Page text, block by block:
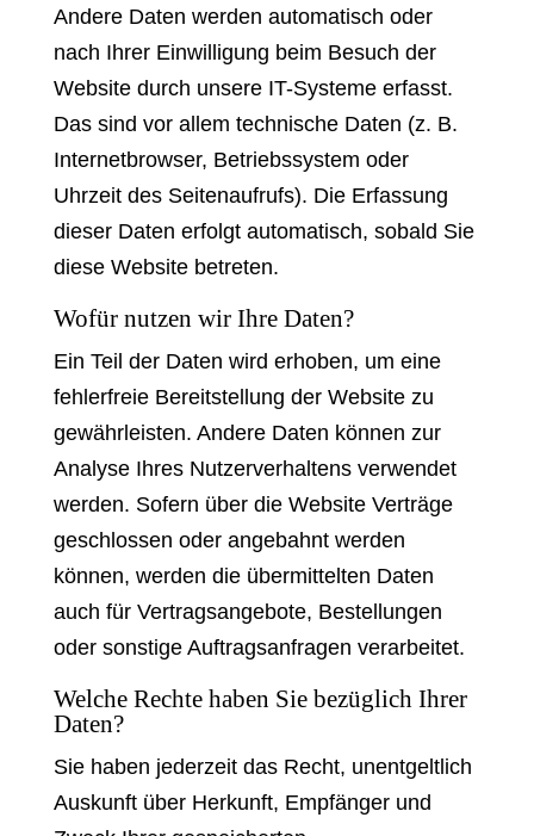
Andere Daten werden automatisch oder
nach Ihrer Einwilligung beim Besuch der
Website durch unsere IT-Systeme erfasst.
Das sind vor allem technische Daten (z. B.
Internetbrowser, Betriebssystem oder
Uhrzeit des Seitenaufrufs). Die Erfassung
dieser Daten erfolgt automatisch, sobald Sie
diese Website betreten.
Wofür nutzen wir Ihre Daten?
Ein Teil der Daten wird erhoben, um eine
fehlerfreie Bereitstellung der Website zu
gewährleisten. Andere Daten können zur
Analyse Ihres Nutzerverhaltens verwendet
werden. Sofern über die Website Verträge
geschlossen oder angebahnt werden
können, werden die übermittelten Daten
auch für Vertragsangebote, Bestellungen
oder sonstige Auftragsanfragen verarbeitet.
Welche Rechte haben Sie bezüglich Ihrer
Daten?
Sie haben jederzeit das Recht, unentgeltlich
Auskunft über Herkunft, Empfänger und